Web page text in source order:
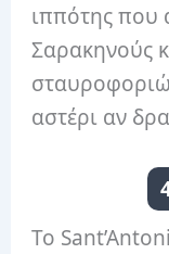
ιππότης που
Σαρακηνούς
αστέρι αν
Το